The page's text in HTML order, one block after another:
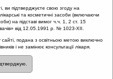
отит
ви підтверджуєте свою згоду на
та косметичні засоби (включаючи
на підставі вимог ч.ч. 1, 2 ст. 15
від 12.05.1991 р. № 1023-XII.
сайті, подана з освітньою метою виключно
і не замінює консультації лікаря.